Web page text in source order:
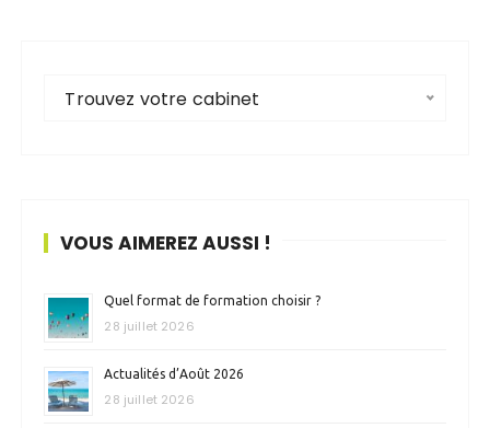
Trouvez votre cabinet
VOUS AIMEREZ AUSSI !
Quel format de formation choisir ?
28 juillet 2026
Actualités d’Août 2026
28 juillet 2026